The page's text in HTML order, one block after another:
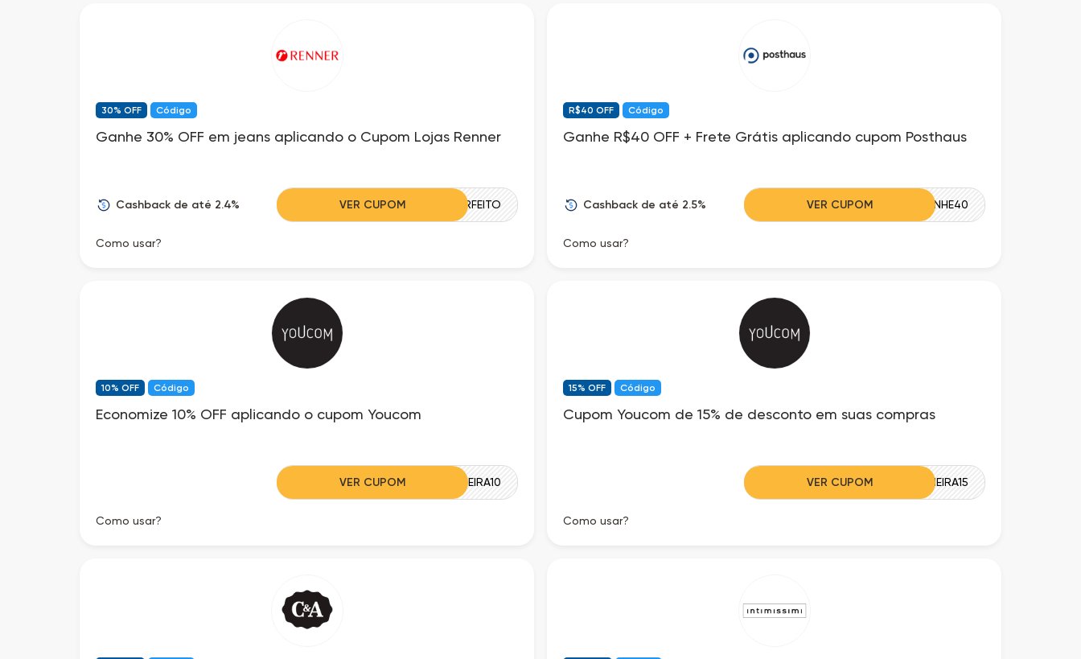
30% OFF Código
Ganhe 30% OFF em jeans aplicando o Cupom Lojas Renner
Cashback de até 2.4% VER CUPOM JEANSPERFEITO
Como usar?
R$40 OFF Código
Ganhe R$40 OFF + Frete Grátis aplicando cupom Posthaus
Cashback de até 2.5% VER CUPOM GANHE40
Como usar?
10% OFF Código
Economize 10% OFF aplicando o cupom Youcom
VER CUPOM PRIMEIRA10
Como usar?
15% OFF Código
Cupom Youcom de 15% de desconto em suas compras
VER CUPOM PRIMEIRA15
Como usar?